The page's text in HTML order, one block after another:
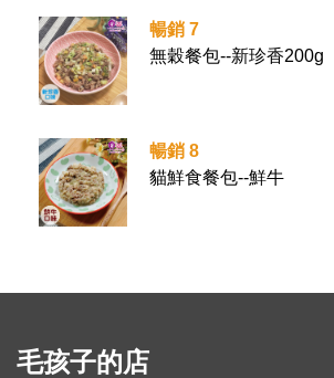
暢銷 7
無穀餐包--新珍香200g
暢銷 8
貓鮮食餐包--鮮牛
毛孩子的店